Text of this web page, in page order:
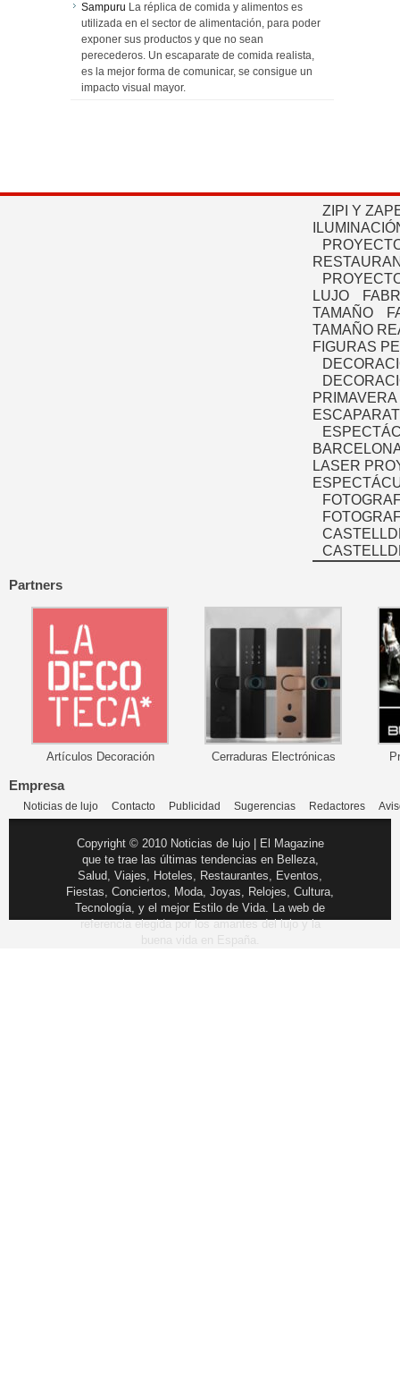
Sampuru La réplica de comida y alimentos es
utilizada en el sector de alimentación, para poder
exponer sus productos y que no sean
perecederos. Un escaparate de comida realista,
es la mejor forma de comunicar, se consigue un
impacto visual mayor.
ZIPI Y
LUJO
TAMAÑO
TAMAÑO
FIGURAS
PRIMAVERA
LASER
Partners
Artículos Decoración Cerraduras Electrónicas
Empresa
Noticias de lujo Contacto Publicidad Sugerencias Redactores
Copyright © 2010 Noticias de lujo | El Magazine
que te trae las últimas tendencias en Belleza,
Salud, Viajes, Hoteles, Restaurantes, Eventos,
Fiestas, Conciertos, Moda, Joyas, Relojes, Cultura,
Tecnología, y el mejor Estilo de Vida. La web de
referencia elegida por los amantes del lujo y la